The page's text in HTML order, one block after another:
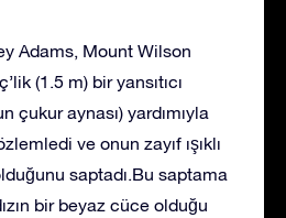
Adams, Mount Wilson
(1.5 m) bir yansıtıcı
çukur aynası) yardımıyla
ve onun zayıf ışıklı
saptadı.Bu saptama
bir beyaz cüce olduğu